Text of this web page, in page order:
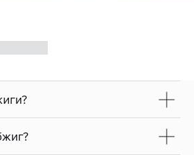
Вам
ответить и
ответы, до нашей
на встрече, я буду